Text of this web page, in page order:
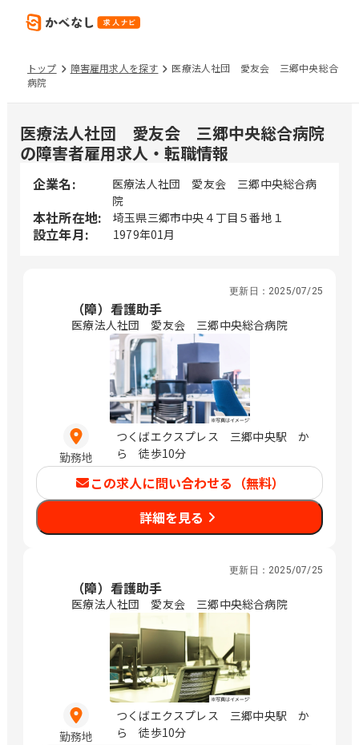
トップ 障害雇用求人を探す
医療法人社団 愛友会 三郷中央総合
病院
医療法人社団 愛友会 三郷中央総合病院
の障害者雇用求人・転職情報
企業名:
医療法人社団 愛友会 三郷中央総合病
院
本社所在地: 埼玉県三郷市中央４丁目５番地１
設立年月: 1979年01月
更新日： 2025/07/25
（障）看護助手
医療法人社団 愛友会 三郷中央総合病院
勤務地
つくばエクスプレス 三郷中央駅 か
ら 徒歩10分
この求人に問い合わせる（無料）
詳細を見る
更新日： 2025/07/25
（障）看護助手
医療法人社団 愛友会 三郷中央総合病院
勤務地
つくばエクスプレス 三郷中央駅 か
ら 徒歩10分